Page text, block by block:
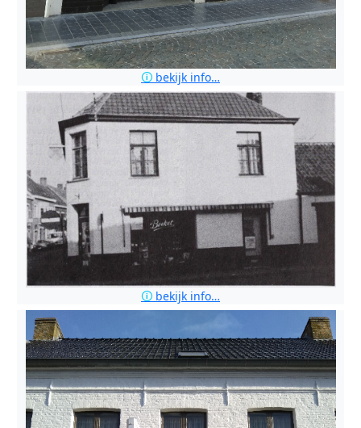
🛈 bekijk info…
🛈 bekijk info…